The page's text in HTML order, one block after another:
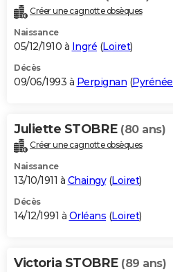
Créer une cagnotte obsèques
Naissance
05/12/1910 à Ingré (Loiret)
Décès
09/06/1993 à Perpignan (
Juliette STOBRE (80 ans)
Créer une cagnotte obsèques
Naissance
13/10/1911 à Chaingy(Loiret)
Décès
14/12/1991 à Orléans (Loiret)
Victoria STOBRE (89 ans)